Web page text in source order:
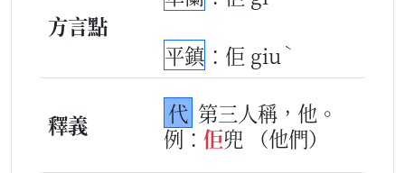
方言點
平鎮 ：佢 giu ˋ
釋義 代 第三人稱，他。
例： 佢兜
（他們）